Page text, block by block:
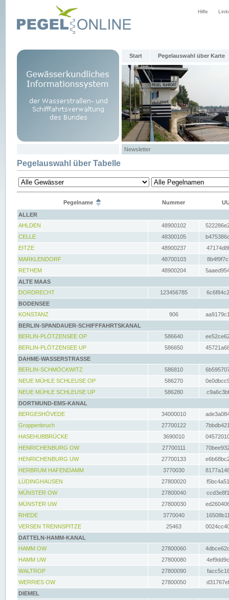
Hilfe
Start Pegelauswahl über Karte
Newsletter
Pegelauswahl über Tabelle
Pegelname Nummer
ALLER
AHLDEN
48900102
CELLE
48300105
EITZE
48900237
MARKLENDORF
48700103
RETHEM
48900204
ALTE MAAS
DORDRECHT
123456785
BODENSEE
KONSTANZ
906
BERLIN-SPANDAUER-SCHIFFFAHRTSKANAL
BERLIN-PLÖTZENSEE OP
586640
BERLIN-PLÖTZENSEE UP
586650
DAHME-WASSERSTRASSE
BERLIN-SCHMÖCKWITZ
586810
NEUE MÜHLE SCHLEUSE OP
586270
NEUE MÜHLE SCHLEUSE UP
586280
DORTMUND-EMS-KANAL
BERGESHÖVEDE
34000010
Groppenbruch
27700122
HASEHUBBRÜCKE
3690010
HENRICHENBURG OW
27700111
HENRICHENBURG UW
27700133
HERBRUM HAFENDAMM
3770030
LÜDINGHAUSEN
27800020
MÜNSTER OW
27800040
MÜNSTER UW
27800030
RHEDE
3770040
VERSEN TRENNSPITZE
25463
DATTELN-HAMM-KANAL
HAMM OW
27800060
HAMM UW
27800080
WALTROP
27800090
WERRIES OW
27800050
DIEMEL